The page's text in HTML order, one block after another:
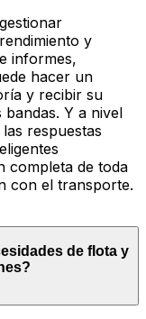
y
informes,
hacer un
y recibir su
Y a nivel
respuestas
completa de toda
con el transporte.
de flota y